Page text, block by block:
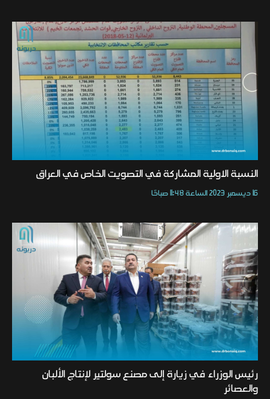
النسبة الاولية المشاركة في التصويت الخاص في العراق
16 ديسمبر 2023 الساعة 11:48 صباحًا
رئيس الوزراء في زيارة إلى مصنع سولتير لإنتاج الألبان
والعصائر